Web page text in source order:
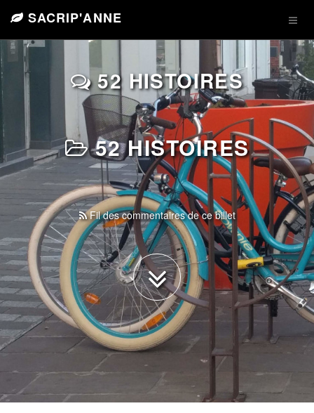
SACRIP'ANNE
52 HISTOIRES
52 HISTOIRES
Fil des commentaires de ce billet